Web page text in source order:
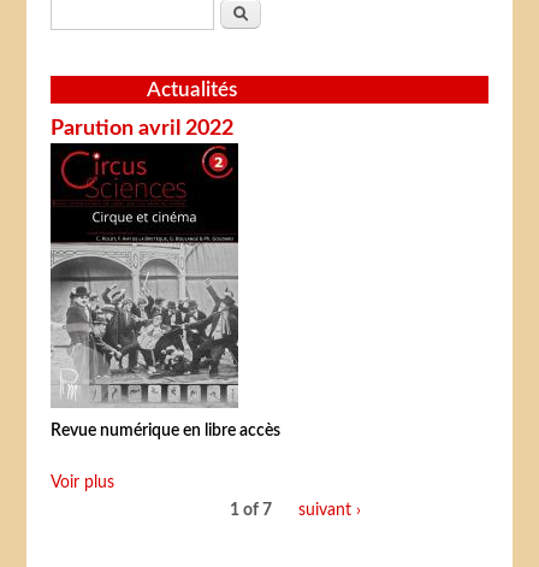
Formulaire de recherche
Rechercher
Actualités
Parution avril 2022
Revue numérique en libre accès
Voir plus
1 of 7
suivant ›